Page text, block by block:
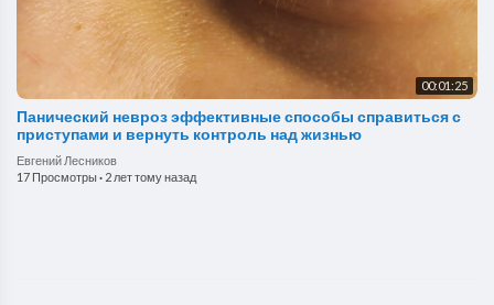
00:01:25
Панический невроз эффективные способы справиться с
приступами и вернуть контроль над жизнью
Евгений Лесников
17 Просмотры· 2 лет тому назад